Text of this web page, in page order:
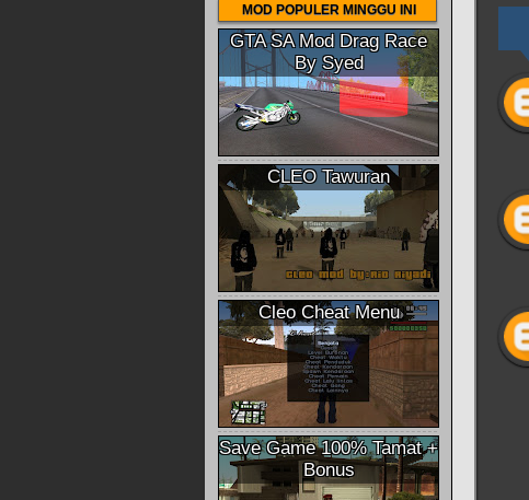
MOD POPULER MINGGU INI
GTA SA Mod Drag Race
By Syed
CLEO Tawuran
Cleo Cheat Menu
Save Game 100% Tamat +
Bonus